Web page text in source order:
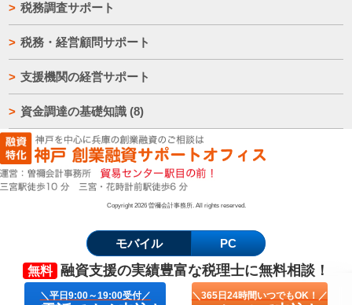
税務調査サポート
税務・経営顧問サポート
支援機関の経営サポート
資金調達の基礎知識 (8)
Copyright 2026 曽禰会計事務所. All rights reserved.
無料 融資支援の実績豊富な税理士に無料相談！
＼平日9:00～19:00受付／ ＼365日24時間いつでもOK！／
モバイル PC